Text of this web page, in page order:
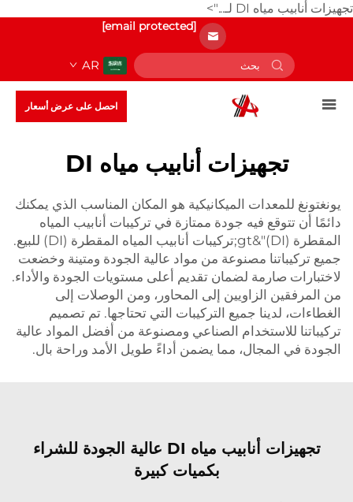
تجهيزات أنابيب مياه DI لـ...">
[email protected]
AR
احصل على عرض أسعار
تجهيزات أنابيب مياه DI
يونغتونغ للمعدات الميكانيكية هو المكان المناسب الذي يمكنك
دائمًا أن تتوقع فيه جودة ممتازة في تركيبات أنابيب المياه
المقطرة (DI)"&gt;تركيبات أنابيب المياه المقطرة (DI) للبيع.
جميع تركيباتنا مصنوعة من مواد عالية الجودة ومتينة وخضعت
لاختبارات صارمة لضمان تقديم أعلى مستويات الجودة والأداء.
من المرفقين الزاويين إلى المحاور، ومن الوصلات إلى
الغطاءات، لدينا جميع التركيبات التي تحتاجها. تم تصميم
تركيباتنا للاستخدام الصناعي ومصنوعة من أفضل المواد عالية
الجودة في المجال، مما يضمن أداءً طويل الأمد وراحة بال.
تجهيزات أنابيب مياه DI عالية الجودة للشراء
بكميات كبيرة